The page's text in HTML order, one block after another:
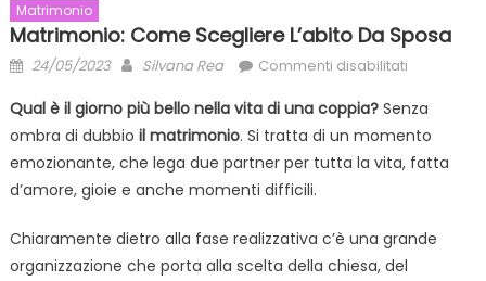
Matrimonio
Matrimonio: Come Scegliere L’abito Da Sposa
Posted
24/05/2023 Author
Silvana Rea Commenti disabilitatisu
come
scegliere
l’abito
Qual è il giorno più bello nella vita di una coppia?Senza
ombra di dubbio il matrimonio. Si tratta di un momento
emozionante, che lega due partner per tutta la vita, fatta
d’amore, gioie e anche momenti difficili.
Chiaramente dietro alla fase realizzativa c’è una grande
organizzazione che porta alla scelta della chiesa, del